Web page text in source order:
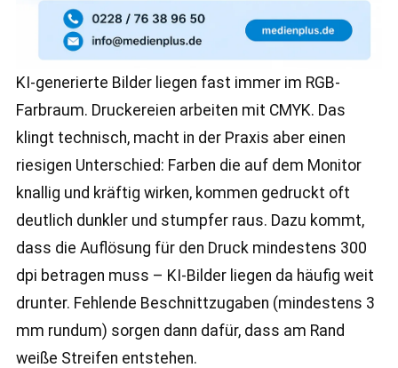
KI-generierte Bilder liegen fast immer im RGB-
Farbraum. Druckereien arbeiten mit CMYK. Das
klingt technisch, macht in der Praxis aber einen
riesigen Unterschied: Farben die auf dem Monitor
knallig und kräftig wirken, kommen gedruckt oft
deutlich dunkler und stumpfer raus. Dazu kommt,
dass die Auflösung für den Druck mindestens 300
dpi betragen muss – KI-Bilder liegen da häufig weit
drunter. Fehlende Beschnittzugaben (mindestens 3
mm rundum) sorgen dann dafür, dass am Rand
weiße Streifen entstehen.